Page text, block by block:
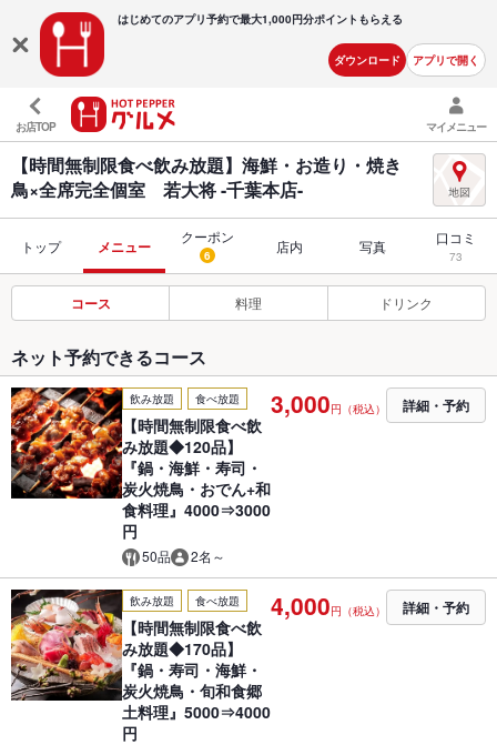
はじめてのアプリ予約で最大1,000円分ポイントもらえる
ダウンロード アプリで開く
お店TOP マイメニュー
【時間無制限食べ飲み放題】海鮮・お造り・焼き
鳥×全席完全個室 若大将 -千葉本店-
トップ メニュー
クーポン
6 店内 写真 口コミ
73
コース 料理 ドリンク
ネット予約できるコース
飲み放題 食べ放題
【時間無制限食べ飲
み放題◆120品】
『鍋・海鮮・寿司・
炭火焼鳥・おでん+和
食料理』4000⇒3000
円
50品 2名～
3,000円（税込） 詳細・予約
飲み放題 食べ放題
【時間無制限食べ飲
み放題◆170品】
『鍋・寿司・海鮮・
炭火焼鳥・旬和食郷
土料理』5000⇒4000
円
4,000円（税込） 詳細・予約